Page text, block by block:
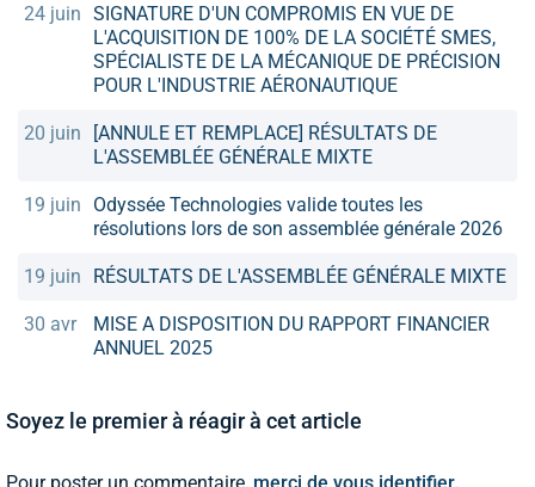
24 juin SIGNATURE D'UN COMPROMIS EN VUE DE
L'ACQUISITION DE 100% DE LA SOCIÉTÉ SMES,
SPÉCIALISTE DE LA MÉCANIQUE DE PRÉCISION
POUR L'INDUSTRIE AÉRONAUTIQUE
20 juin
[ANNULE ET REMPLACE] RÉSULTATS DE
L'ASSEMBLÉE GÉNÉRALE MIXTE
19 juin
Odyssée Technologies valide toutes les
résolutions lors de son assemblée générale 2026
19 juin RÉSULTATS DE L'ASSEMBLÉE GÉNÉRALE MIXTE
30 avr
MISE A DISPOSITION DU RAPPORT FINANCIER
ANNUEL 2025
Soyez le premier à réagir à cet article